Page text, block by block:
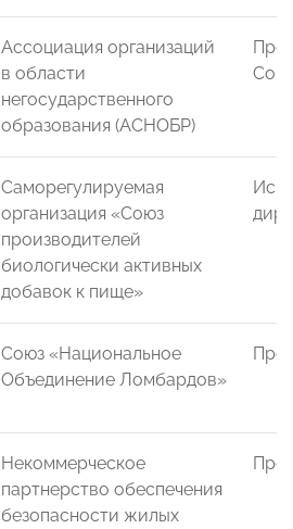
Ассоциация организаций
в области
негосударственного
образования (АСНОБР)
Саморегулируемая
организация «Союз
производителей
биологически активных
добавок к пище»
Союз «Национальное
Объединение Ломбардов»
Некоммерческое
партнерство обеспечения
безопасности жилых